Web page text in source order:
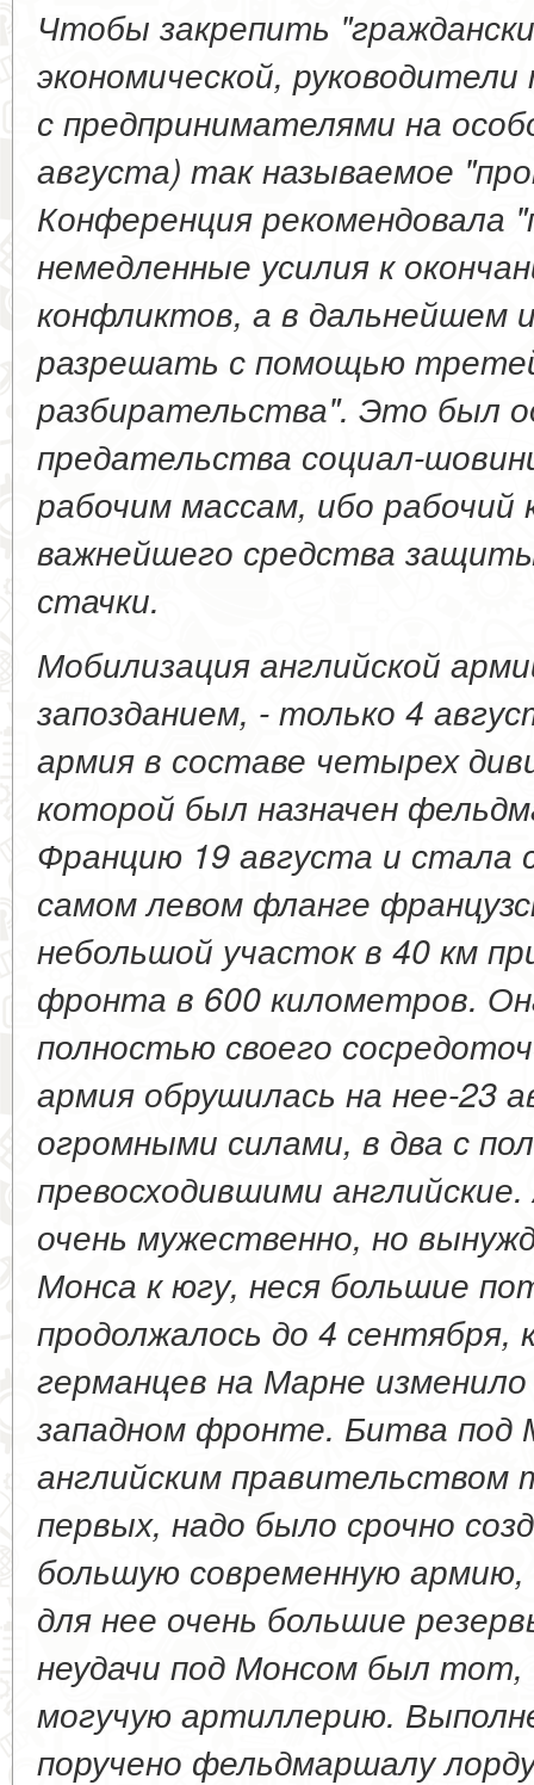
Чтобы закрепить
экономической,
с предпринимателями на
августа) так называемое
Конференция рекомендовала
немедленные усилия к
конфликтов, а в дальнейшем
разрешать с помощью
разбирательства". Это был
предательства социал-
рабочим массам, ибо рабочий
важнейшего средства
стачки.
Мобилизация английской
запозданием, - только 4
армия в составе четырех
которой был назначен
Францию 19 августа и стала
самом левом фланге
небольшой участок в 40 км
фронта в 600 километров.
полностью своего
армия обрушилась на нее-23
огромными силами, в два с
превосходившими
очень мужественно, но
Монса к югу, неся большие
продолжалось до 4 сентября,
германцев на Марне
западном фронте. Битва под
английским правительством
первых, надо было срочно
большую современную
для нее очень большие
неудачи под Монсом был
могучую артиллерию.
поручено фельдмаршалу